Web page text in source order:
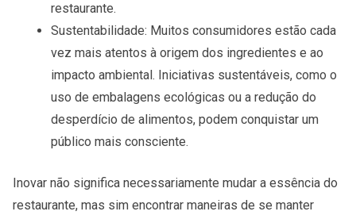
restaurante.
Sustentabilidade: Muitos consumidores estão cada
vez mais atentos à origem dos ingredientes e ao
impacto ambiental. Iniciativas sustentáveis, como o
uso de embalagens ecológicas ou a redução do
desperdício de alimentos, podem conquistar um
público mais consciente.
Inovar não significa necessariamente mudar a essência do
restaurante, mas sim encontrar maneiras de se manter